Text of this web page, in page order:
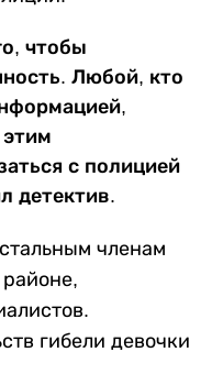
чтобы
Любой, кто
с полицией
детектив.
членам
гибели девочки